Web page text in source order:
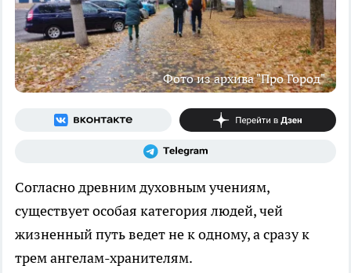
Фото из архива "Про Город"
Согласно древним духовным учениям,
существует особая категория людей, чей
жизненный путь ведет не к одному, а сразу к
трем ангелам-хранителям.